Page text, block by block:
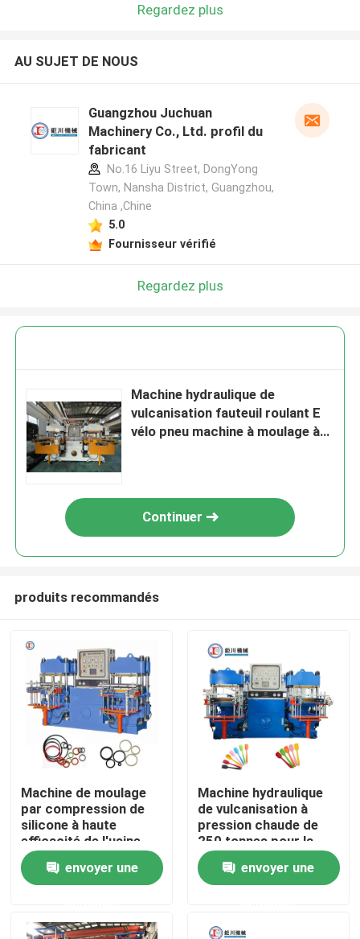
Accueil
A propos de nous
Contacts
Regardez plus
AU SUJET DE NOUS
Guangzhou Juchuan
Machinery Co., Ltd. profil du
fabricant
No.16 Liyu Street, DongYong
Town, Nansha District, Guangzhou,
China ,Chine
5.0
Fournisseur vérifié
Regardez plus
Machine hydraulique de
vulcanisation fauteuil roulant E
vélo pneu machine à moulage à
Continuer
produits recommandés
Machine de moulage
par compression de
silicone à haute
efficacité de l'usine
chinoise
envoyer une
Machine hydraulique
de vulcanisation à
pression chaude de
250 tonnes pour la
fabrication
d'ustensiles de cuisine
envoyer une